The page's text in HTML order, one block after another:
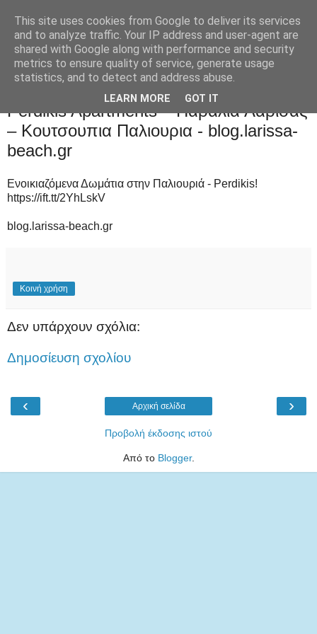
Perdikis Apartments – Παράλια Λάρισας
– Κουτσουπια Παλιουρια - blog.larissa-
beach.gr
Ενοικιαζόμενα Δωμάτια στην Παλιουριά - Perdikis!
https://ift.tt/2YhLskV
blog.larissa-beach.gr
Κοινή χρήση
Δεν υπάρχουν σχόλια:
Δημοσίευση σχολίου
‹ ›
Αρχική σελίδα
Προβολή έκδοσης ιστού
Από το Blogger.
This site uses cookies from Google to deliver its services
and to analyze traffic. Your IP address and user-agent are
shared with Google along with performance and security
metrics to ensure quality of service, generate usage
statistics, and to detect and address abuse.
LEARN MORE GOT IT